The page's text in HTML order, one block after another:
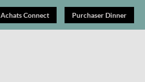
Achats Connect Purchaser Dinner